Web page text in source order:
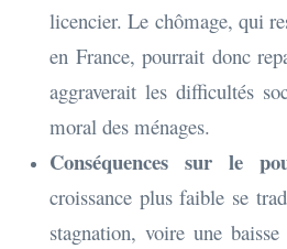
licencier. Le chômage, qui
en France, pourrait donc
aggraverait les difficultés
moral des ménages.
Conséquences sur le
croissance plus faible se
stagnation, voire une